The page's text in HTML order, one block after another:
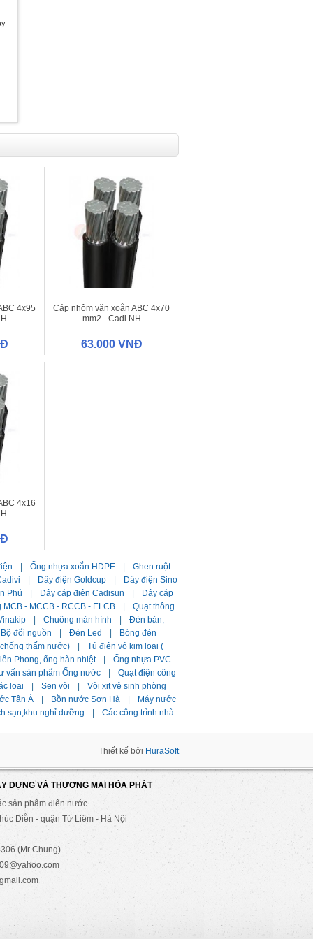
4x95
Cáp nhôm vặn xoắn ABC 4x70
mm2 - Cadi NH
63.000 VNĐ
4x16
| Ống nhựa xoắn HDPE |
Ghen ruột
| Dây điện Goldcup |
Dây điện Sino
Phú
| Dây cáp điện Cadisun |
Dây cáp
- MCCB - RCCB - ELCB
|
Quạt thông
| Chuông màn hình |
Đèn bàn,
Bộ đổi nguồn
| Đèn Led |
Bóng đèn
thấm nước)
|
Tủ điện vỏ kim loại (
Phong, ống hàn nhiệt
|
Ống nhựa PVC
vấn sản phẩm Ống nước
|
Quạt điện công
loại
| Sen vòi |
Vòi xịt vệ sinh phòng
Tân Á
| Bồn nước Sơn Hà |
Máy nước
sạn,khu nghỉ dưỡng
| Các công trình nhà
Thiết kế bởi HuraSoft
DỰNG VÀ THƯƠNG MẠI HÒA PHÁT
sản phẩm điên nước
Diễn - quận Từ Liêm - Hà Nội
(Mr Chung)